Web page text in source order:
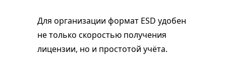
Для организации формат ESD удобен
не только скоростью получения
лицензии, но и простотой учёта.